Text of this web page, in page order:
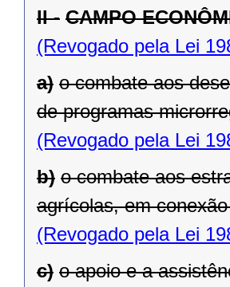
II - CAMPO
(Revogado pela Lei
a) o combate aos
de programas
(Revogado pela Lei
b) o combate aos
agrícolas, em
(Revogado pela Lei
c) o apoio e a